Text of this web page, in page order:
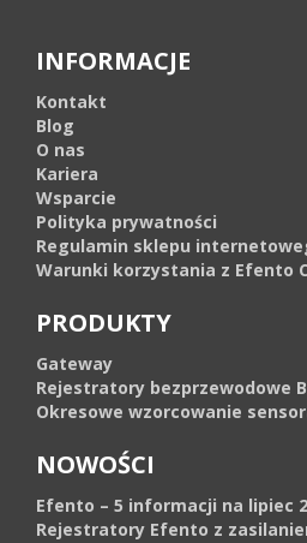
INFORMACJE
Kontakt
Blog
O nas
Kariera
Wsparcie
Polityka prywatności
Regulamin sklepu
Warunki korzystania z Efento
PRODUKTY
Gateway
Rejestratory bezprzewodowe
Okresowe wzorcowanie
NOWOŚCI
Efento – 5 informacji na lipiec
Rejestratory Efento z